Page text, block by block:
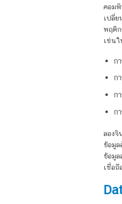
คอมพิ
เปลี่ย
พฤติก
เช่น
ก
ก
ก
ก
ลองจิ
ข้อมูล
ข้อมูล
เชื่อถื